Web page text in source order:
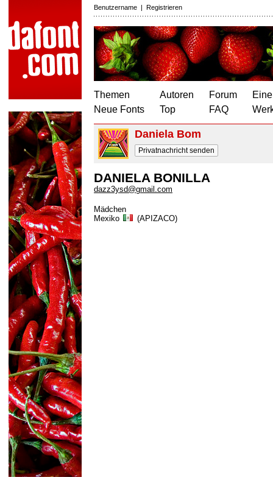
Benutzername | Registrieren
Themen
Neue Fonts
Autoren
Top
Forum
FAQ
Daniela Bom
Privatnachricht senden
DANIELA BONILLA
dazz3ysd@gmail.com
Mädchen
Mexiko
(APIZACO)